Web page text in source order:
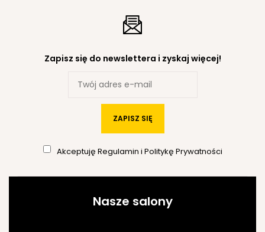
Zapisz się do newslettera i zyskaj więcej!
ZAPISZ SIĘ
Akceptuję Regulamin i Politykę Prywatności
Nasze salony